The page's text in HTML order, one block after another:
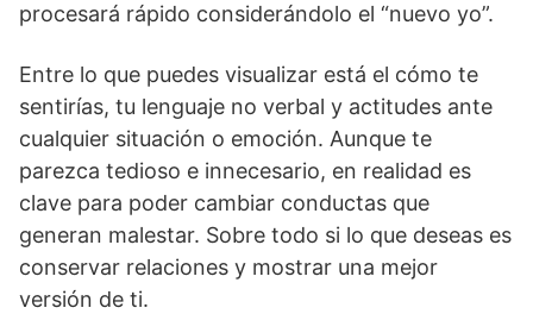
procesará rápido considerándolo el “nuevo yo”.
Entre lo que puedes visualizar está el cómo te
sentirías, tu lenguaje no verbal y actitudes ante
cualquier situación o emoción. Aunque te
parezca tedioso e innecesario, en realidad es
clave para poder cambiar conductas que
generan malestar. Sobre todo si lo que deseas es
conservar relaciones y mostrar una mejor
versión de ti.